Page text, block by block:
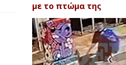
με το πτώμα της